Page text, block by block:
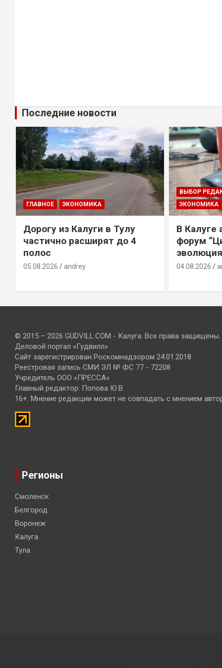
Последние новости
ГЛАВНОЕ ЭКОНОМИКА
Дорогу из Калуги в Тулу
частично расширят до 4
полос
05.08.2026 andrey
ВЫБОР
ЭКОНОМИКА
В Калуге
форум
04.08.2026
© 2015 – 2026 GUDVILL.COM - Калуга. Все права защищены.
Деловой портал «Гудвилл»
Сайт зарегистрирован Роскомнадзором 24.01.2018
Реестровая запись СМИ ЭЛ № ФС 77 - 72208
Учредитель ООО «ПРЕССА»
Главный редактор: Попова Ю.В.
16+. Мнение редакции может не совпадать с мнением
Регионы
Смоленск
Белгород
Воронеж
Калуга
Тула